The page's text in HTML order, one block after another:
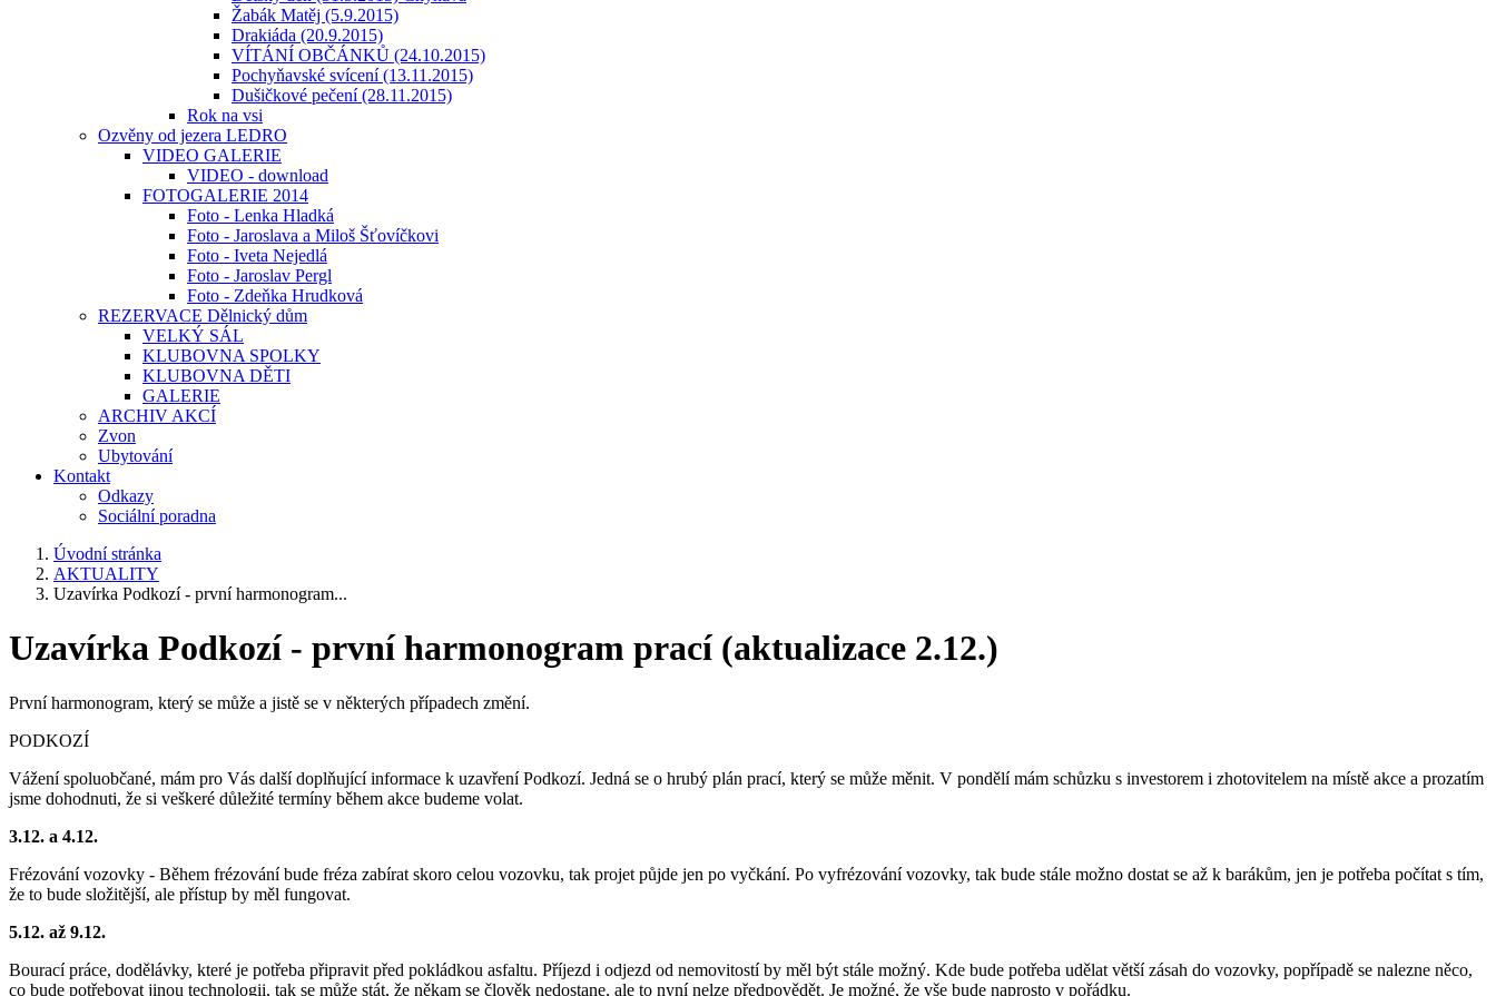
Žabák Matěj (5.9.2015)
Drakiáda (20.9.2015)
VÍTÁNÍ OBČÁNKŮ (24.10.2015)
Pochyňavské svícení (13.11.2015)
Dušičkové pečení (28.11.2015)
Rok na vsi
Ozvěny od jezera LEDRO
VIDEO GALERIE
VIDEO - download
FOTOGALERIE 2014
Foto - Lenka Hladká
Foto - Jaroslava a Miloš Šťovíčkovi
Foto - Iveta Nejedlá
Foto - Jaroslav Pergl
Foto - Zdeňka Hrudková
REZERVACE Dělnický dům
VELKÝ SÁL
KLUBOVNA SPOLKY
KLUBOVNA DĚTI
GALERIE
ARCHIV AKCÍ
Zvon
Ubytování
Kontakt
Odkazy
Sociální poradna
Úvodní stránka
AKTUALITY
Uzavírka Podkozí - první harmonogram...
Uzavírka Podkozí - první harmonogram prací (aktualizace 2.12.)
První harmonogram, který se může a jistě se v některých případech změní.
PODKOZÍ
Vážení spoluobčané, mám pro Vás další doplňující informace k uzavření Podkozí. Jedná se o hrubý plán prací, který se může měnit. V pondělí mám schůzku s investorem i zhotovitelem na místě akce a prozatím
jsme dohodnuti, že si veškeré důležité termíny během akce budeme volat.
3.12. a 4.12.
Frézování vozovky - Během frézování bude fréza zabírat skoro celou vozovku, tak projet půjde jen po vyčkání. Po vyfrézování vozovky, tak bude stále možno dostat se až k barákům, jen je potřeba počítat s tím,
že to bude složitější, ale přístup by měl fungovat.
5.12. až 9.12.
Bourací práce, dodělávky, které je potřeba připravit před pokládkou asfaltu. Příjezd i odjezd od nemovitostí by měl být stále možný. Kde bude potřeba udělat větší zásah do vozovky, popřípadě se nalezne něco,
co bude potřebovat jinou technologii, tak se může stát, že někam se člověk nedostane, ale to nyní nelze předpovědět. Je možné, že vše bude naprosto v pořádku.